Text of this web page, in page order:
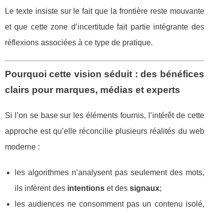
Le texte insiste sur le fait que la frontière reste mouvante
et que cette zone d’incertitude fait partie intégrante des
réflexions associées à ce type de pratique.
Pourquoi cette vision séduit : des bénéfices
clairs pour marques, médias et experts
Si l’on se base sur les éléments fournis, l’intérêt de cette
approche est qu’elle réconcilie plusieurs réalités du web
moderne :
les algorithmes n’analysent pas seulement des mots,
ils infèrent des intentions et des signaux;
les audiences ne consomment pas un contenu isolé,